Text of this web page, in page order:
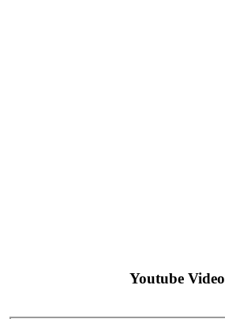
Youtube Video